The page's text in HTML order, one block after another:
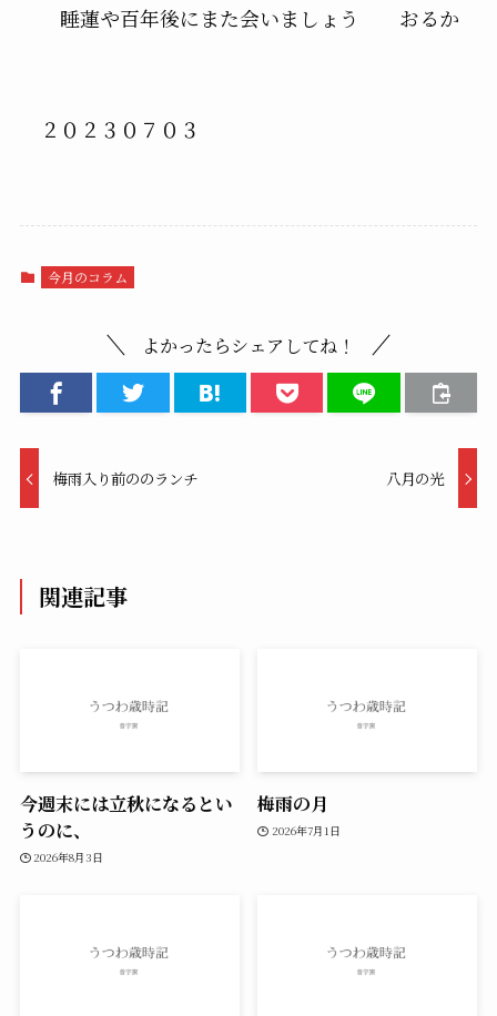
睡蓮や百年後にまた会いましょう おるか
２０２３０７０３
今月のコラム
よかったらシェアしてね！
梅雨入り前ののランチ 八月の光
関連記事
今週末には立秋になるとい
うのに、
2026年8月3日
梅雨の月
2026年7月1日